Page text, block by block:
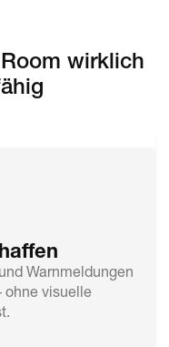
wirklich
Warnmeldungen
ohne visuelle